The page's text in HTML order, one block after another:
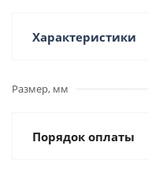
Характеристики
Размер, мм
Порядок оплаты